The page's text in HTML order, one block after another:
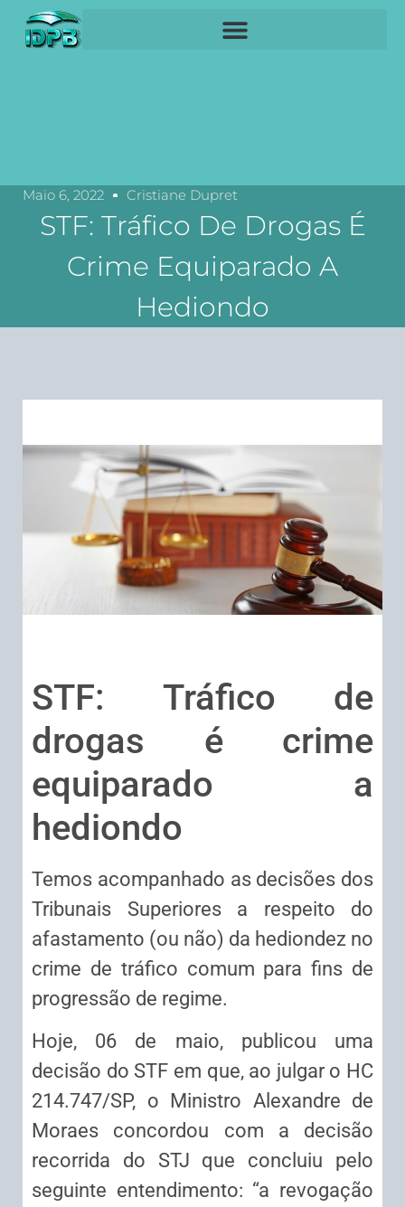
Maio 6, 2022 Cristiane Dupret
STF: Tráfico De Drogas É
Crime Equiparado A
Hediondo
STF: Tráfico de
drogas é crime
equiparado a
hediondo
Temos acompanhado as decisões dos
Tribunais Superiores a respeito do
afastamento (ou não) da hediondez no
crime de tráfico comum para fins de
progressão de regime.
Hoje, 06 de maio, publicou uma
decisão do STF em que, ao julgar o HC
214.747/SP, o Ministro Alexandre de
Moraes concordou com a decisão
recorrida do STJ que concluiu pelo
seguinte entendimento: “a revogação